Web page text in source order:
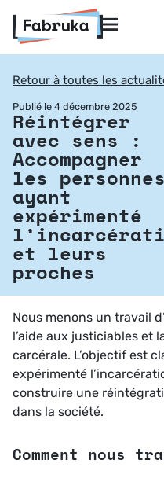
Retour à toutes les
Publié le 4 décembre 2025
Réintégrer
avec sens :
Accompagner
les personnes
ayant
expérimenté
et leurs
proches
Nous menons un travail
l’aide aux justiciables et
carcérale. L’objectif est
expérimenté
construire une
dans la société.
Comment nous